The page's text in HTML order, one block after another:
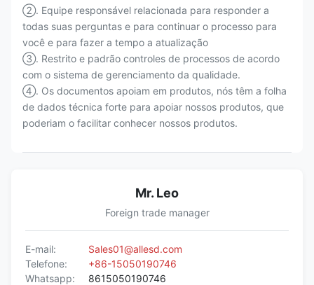
②. Equipe responsável relacionada para responder a
todas suas perguntas e para continuar o processo para
você e para fazer a tempo a atualização
③. Restrito e padrão controles de processos de acordo
com o sistema de gerenciamento da qualidade.
④. Os documentos apoiam em produtos, nós têm a folha
de dados técnica forte para apoiar nossos produtos, que
poderiam o facilitar conhecer nossos produtos.
Mr. Leo
Foreign trade manager
E-mail:
Sales01@allesd.com
Telefone:
+86-15050190746
Whatsapp:
8615050190746